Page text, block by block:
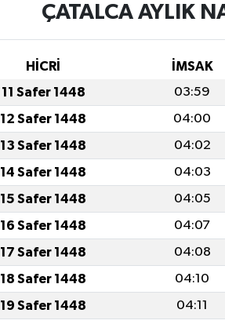
ÇATALCA AYLIK
HİCRİ İMSAK
11 Safer 1448 03:59
12 Safer 1448 04:00
13 Safer 1448 04:02
14 Safer 1448 04:03
15 Safer 1448 04:05
16 Safer 1448 04:07
17 Safer 1448 04:08
18 Safer 1448 04:10
19 Safer 1448 04:11